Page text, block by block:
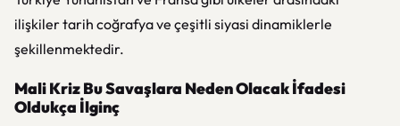
ilişkiler tarih coğrafya ve çeşitli siyasi dinamiklerle
şekillenmektedir.
Mali Kriz Bu Savaşlara Neden Olacak İfadesi
Oldukça İlginç